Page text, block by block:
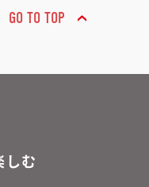
GO TO TOP
しむ